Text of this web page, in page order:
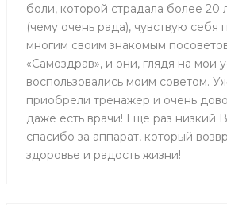
боли, которой страдала более 20
(чему очень рада), чувствую
многим своим знакомым
«Самоздрав», и они, глядя на мои
воспользовались моим советом.
приобрели тренажер и очень
даже есть врачи! Еще раз низкий
спасибо за аппарат, который
здоровье и радость жизни!